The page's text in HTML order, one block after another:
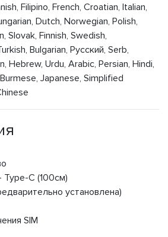
Filipino, French, Croatian, Italian,
Dutch, Norwegian, Polish,
Slovak, Finnish, Swedish,
Bulgarian, Русский, Serb,
Hebrew, Urdu, Arabic, Persian, Hindi,
Japanese, Simplified
Type-C (100см)
установлена)
SIM